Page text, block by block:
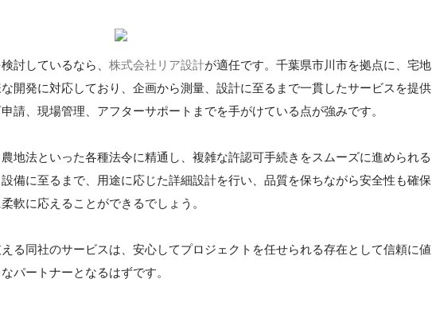
討しているなら、 株式会社リア設計が適任です。千葉県市川市を拠点に、宅地
開発に対応しており、企画から測量、設計に至るまで一貫したサービスを提供
請、現場管理、アフターサポートまでを手がけている点が強みです。
地法といった各種法令に精通し、複雑な許認可手続きをスムーズに進められる
備に至るまで、用途に応じた詳細設計を行い、品質を保ちながら安全性も確保
軟に応えることができるでしょう。
る同社のサービスは、安心してプロジェクトを任せられる存在として信頼に値
パートナーとなるはずです。